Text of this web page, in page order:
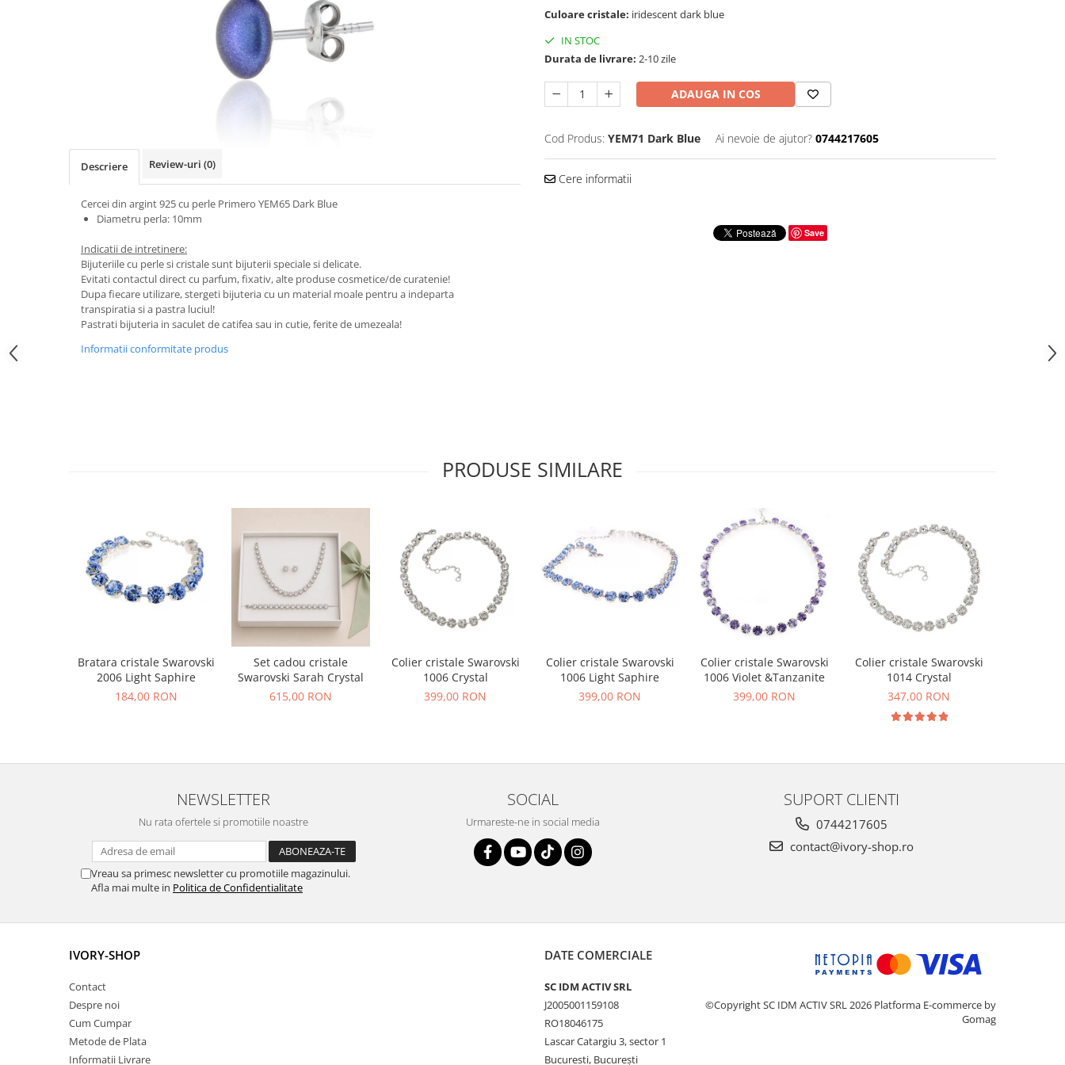
Culoare cristale: iridescent dark blue
IN STOC
Durata de livrare: 2-10 zile
ADAUGA IN COS
Cod Produs: YEM71 Dark Blue Ai nevoie de ajutor? 0744217605
Cere informatii
Save
Descriere Review-uri (0)
Cercei din argint 925 cu perle Primero YEM65 Dark Blue
Diametru perla: 10mm
Indicatii de intretinere:
Bijuteriile cu perle si cristale sunt bijuterii speciale si delicate.
Evitati contactul direct cu parfum, fixativ, alte produse cosmetice/de curatenie!
Dupa fiecare utilizare, stergeti bijuteria cu un material moale pentru a indeparta
transpiratia si a pastra luciul!
Pastrati bijuteria in saculet de catifea sau in cutie, ferite de umezeala!
Informatii conformitate produs
PRODUSE SIMILARE
Bratara cristale Swarovski
2006 Light Saphire
184,00 RON
Set cadou cristale
Swarovski Sarah Crystal
615,00 RON
Colier cristale Swarovski
1006 Crystal
399,00 RON
Colier cristale Swarovski
1006 Light Saphire
399,00 RON
Colier cristale Swarovski
1006 Violet &Tanzanite
399,00 RON
Colier cristale Swarovski
1014 Crystal
347,00 RON
NEWSLETTER
Nu rata ofertele si promotiile noastre
Vreau sa primesc newsletter cu promotiile magazinului.
Afla mai multe in Politica de Confidentialitate
SOCIAL
Urmareste-ne in social media
SUPORT CLIENTI
0744217605
contact@ivory-shop.ro
IVORY-SHOP
Contact
Despre noi
Cum Cumpar
Metode de Plata
Informatii Livrare
DATE COMERCIALE
SC IDM ACTIV SRL
J2005001159108
RO18046175
Lascar Catargiu 3, sector 1
Bucuresti, Bucureşti
©Copyright SC IDM ACTIV SRL 2026 Platforma E-commerce by
Gomag